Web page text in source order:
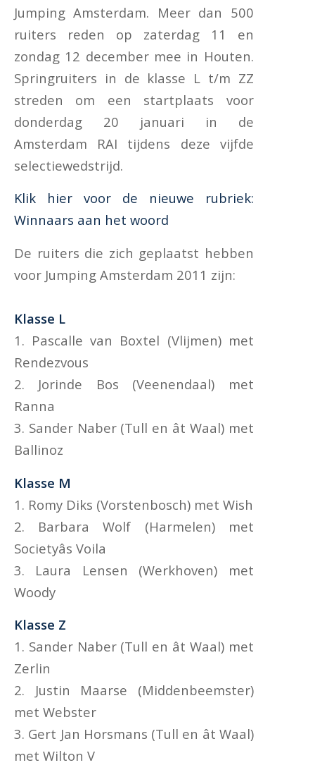
Jumping Amsterdam. Meer dan 500
ruiters reden op zaterdag 11 en
zondag 12 december mee in Houten.
Springruiters in de klasse L t/m ZZ
streden om een startplaats voor
donderdag 20 januari in de
Amsterdam RAI tijdens deze vijfde
selectiewedstrijd.
Klik hier voor de nieuwe rubriek:
Winnaars aan het woord
De ruiters die zich geplaatst hebben
voor Jumping Amsterdam 2011 zijn:
Klasse L
1. Pascalle van Boxtel (Vlijmen) met
Rendezvous
2. Jorinde Bos (Veenendaal) met
Ranna
3. Sander Naber (Tull en ât Waal) met
Ballinoz
Klasse M
1. Romy Diks (Vorstenbosch) met Wish
2. Barbara Wolf (Harmelen) met
Societyâs Voila
3. Laura Lensen (Werkhoven) met
Woody
Klasse Z
1. Sander Naber (Tull en ât Waal) met
Zerlin
2. Justin Maarse (Middenbeemster)
met Webster
3. Gert Jan Horsmans (Tull en ât Waal)
met Wilton V